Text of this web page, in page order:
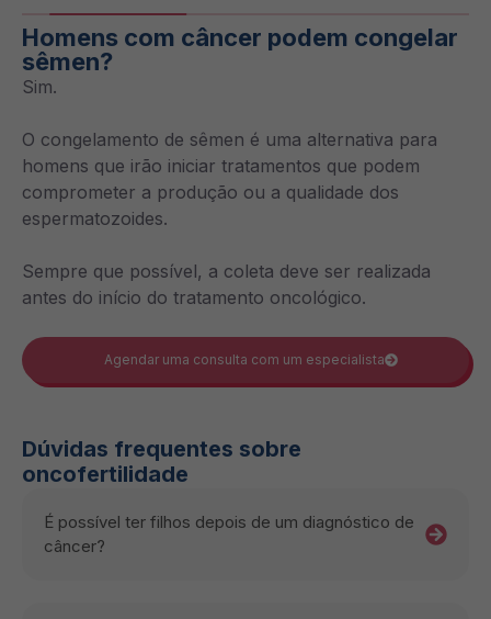
Homens com câncer podem congelar
sêmen?
Sim.
O congelamento de sêmen é uma alternativa para
homens que irão iniciar tratamentos que podem
comprometer a produção ou a qualidade dos
espermatozoides.
Sempre que possível, a coleta deve ser realizada
antes do início do tratamento oncológico.
Agendar uma consulta com um especialista
Dúvidas frequentes sobre
oncofertilidade
É possível ter filhos depois de um diagnóstico de
câncer?